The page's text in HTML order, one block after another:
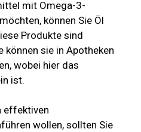
mit Omega-3-
können Sie Öl
Produkte sind
können sie in Apotheken
wobei hier das
ist.
effektiven
wollen, sollten Sie